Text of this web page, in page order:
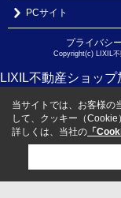
PCサイト
プライバシ
Copyright(c) LIXIL不
LIXIL不動産ショッ
当サイトでは、お客様の
して、クッキー（Cookie
詳しくは、当社の 「